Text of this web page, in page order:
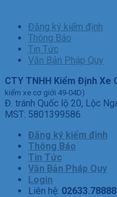
Đăng ký kiểm định
Thông Báo
Tin Tức
Văn Bản Pháp Quy
CTY TNHH Kiểm Định Xe
kiểm xe cơ giới 49-04D)
Đ. tránh Quốc lộ 20, Lộc
MST: 5801399586
Đăng ký kiểm định
Thông Báo
Tin Tức
Văn Bản Pháp Quy
Login
Liên hệ: